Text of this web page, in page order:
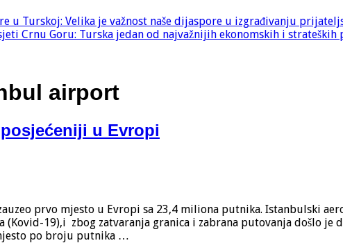
u Turskoj: Velika je važnost naše dijaspore u izgrađivanju
Crnu Goru: Turska jedan od najvažnijih ekonomskih i strateških
airport
u Evropi
prvo mjesto u Evropi sa 23,4 miliona putnika. Istanbulski
(Kovid-19),i zbog zatvaranja granica i zabrana putovanja došlo
po broju putnika …